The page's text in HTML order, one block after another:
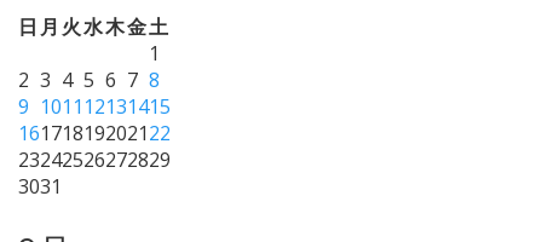
日 月 火水木金土
1
2 3 4 5 6 7 8
9 1011 12131415
16171819202122
23242526272829
3031